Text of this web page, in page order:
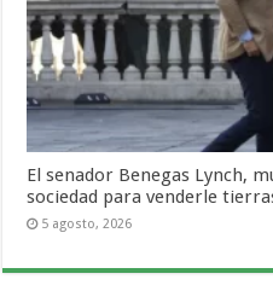
El senador Benegas Lynch,
sociedad para venderle
5 agosto, 2026